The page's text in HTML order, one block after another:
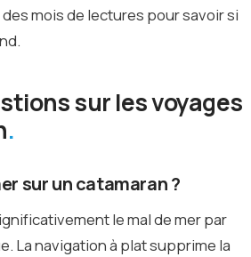
mois de lectures pour savoir si
sur les voyages
sur un catamaran ?
le mal de mer par
La navigation à plat supprime la